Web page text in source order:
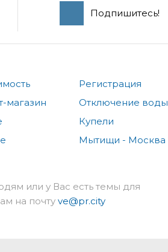
Подпишитесь!
магазин
Регистрация
Отключение воды
Купели
Мытищи - Москва
или у Вас есть темы для
на почту ve@pr.city